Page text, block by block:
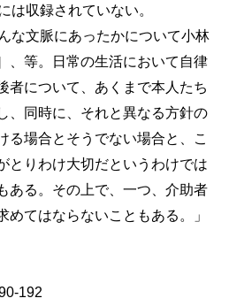
収録されていない。
文脈にあったかについて小林
、等。日常の生活において自律
者について、あくまで本人たち
、同時に、それと異なる方針の
場合とそうでない場合と、こ
とりわけ大切だというわけでは
ある。その上で、一つ、介助者
てはならないこともある。」
192